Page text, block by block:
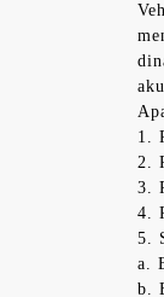
1.
2.
3.
4.
5.
a.
b.